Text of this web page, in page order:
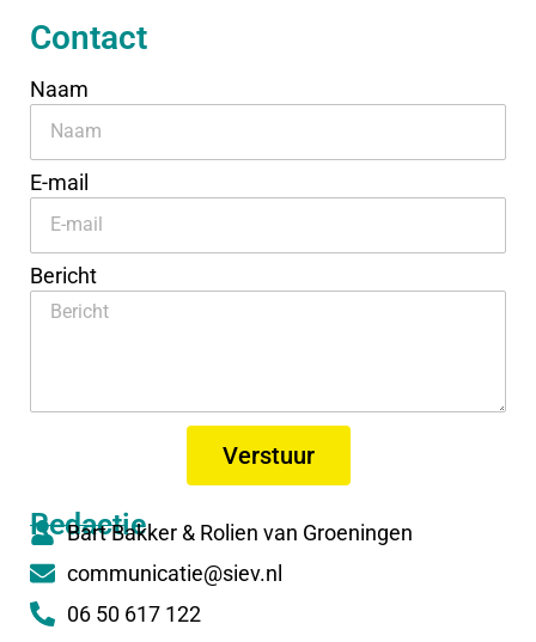
Contact
Naam
E-mail
Bericht
Verstuur
Redactie
Bart Bakker & Rolien van Groeningen
communicatie@siev.nl
06 50 617 122